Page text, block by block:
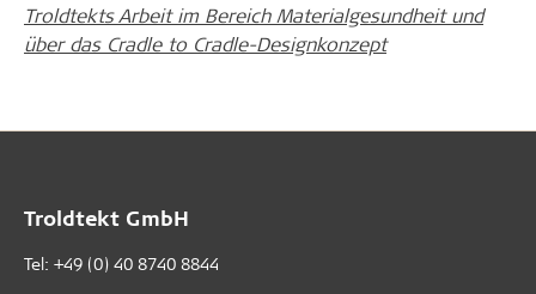
Troldtekts Arbeit im Bereich Materialgesundheit und
über das Cradle to Cradle-Designkonzept
Troldtekt GmbH
Tel: +49 (0) 40 8740 8844